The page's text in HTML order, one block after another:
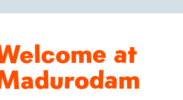
at